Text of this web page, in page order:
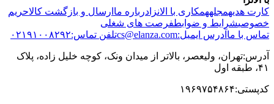
کارت هدیهمجلههمکاری با الانزا درباره ما ارسال و بازگشت کالاحریم
خصوصیشرایط و ضوابطفرصت های شغلی
تماس با ما آدرس ایمیل:cs@elanza.com تلفن تماس:۰۲۱۹۱۰۰۸۲۹۲
آدرس:تهران، ولیعصر، بالاتر از میدان ونک، کوچه خلیل زاده، پلاک
۴۱، طبقه اول
کدپستی:۱۹۶۹۷۵۴۸۶۴